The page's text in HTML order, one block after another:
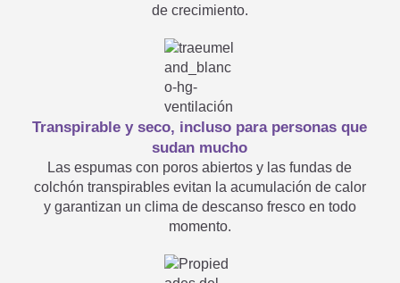
amarillo, ¿qué debo hacer?
Mi colchón infantil y juvenil
tiene un hueco

¿Se puede lavar también el
de crecimiento.
Transpirable y seco, incluso para personas que
sudan mucho
Las espumas con poros abiertos y las fundas de
colchón transpirables evitan la acumulación de calor
y garantizan un clima de descanso fresco en todo
momento.